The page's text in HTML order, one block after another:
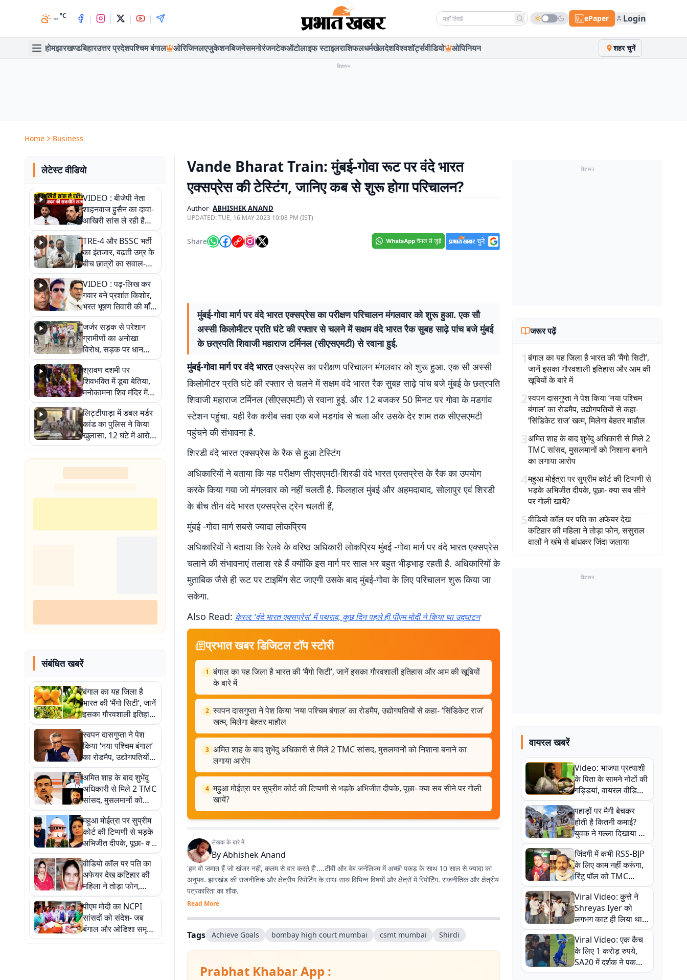
--°C | | | | Search news ePaper Login
होमझारखण्डबिहारउत्तर प्रदेशपश्चिम बंगाल ओरिजिनलएजुकेशनबिजनेसमनोरंजनटेकऑटोलाइफ स्टाइलराशिफलधर्मखेलदेशविश्वशॉर्ट्सवीडियो ओपिनियन शहर चुनें
विज्ञापन
Home Business
लेटेस्ट वीडियो
VIDEO : बीजेपी नेता
शाहनवाज हुसैन का दावा-
आखिरी सांस ले रही है
RJD, तेजस्वी को लेकर
क्या कहा, सुनिए
TRE-4 और BSSC भर्ती
का इंतजार, बढ़ती उम्र के
बीच छात्रों का सवाल-
आखिर कब आएगी बहाली?
देखें वीडियो
VIDEO : पढ़-लिख कर
गवार बने प्रशांत किशोर,
भरत भूषण तिवारी की माँ ने
कहा नहीं थी उम्मीद, बेटा
था तो किसी को बोलने की
नहीं थी हिम्मत
जर्जर सड़क से परेशान
ग्रामीणों का अनोखा
विरोध, सड़क पर धान
रोपकर और खाद डालकर
जताया आक्रोश
श्रावण दशमी पर
शिवभक्ति में डूबा बेतिया,
मनोकामना शिव मंदिर में
हुआ भव्य श्रृंगार
लिट्टीपाड़ा में डबल मर्डर
कांड का पुलिस ने किया
खुलासा, 12 घंटे में आरोपी
गिरफ्तार
संबंधित खबरें
बंगाल का यह जिला है
भारत की ‘मैंगो सिटी’, जानें
इसका गौरवशाली इतिहास
और आम की खूबियों के
बारे में
स्वपन दासगुप्ता ने पेश
किया ‘नया पश्चिम बंगाल’
का रोडमैप, उद्योगपतियों से
कहा- ‘सिंडिकेट राज’
खत्म, मिलेगा बेहतर माहौल
अमित शाह के बाद शुभेंदु
अधिकारी से मिले 2 TMC
सांसद, मुसलमानों को
निशाना बनाने का लगाया
आरोप
महुआ मोईत्रा पर सुप्रीम
कोर्ट की टिप्पणी से भड़के
अभिजीत दीपके, पूछा- क्या
सब सीने पर गोली खायें?
वीडियो कॉल पर पति का
अफेयर देख कटिहार की
महिला ने तोड़ा फोन,
ससुराल वालों ने खंभे से
बांधकर जिंदा जलाया
पीएम मोदी का NCPI
सांसदों को संदेश- जब
बंगाल और ओडिशा समृद्ध
थे, तब भारत भी हर तरह
Vande Bharat Train: मुंबई-गोवा रूट पर वंदे भारत
एक्सप्रेस की टेस्टिंग, जानिए कब से शुरू होगा परिचालन?
Author ABHISHEK ANAND
UPDATED:TUE, 16 MAY 2023 10:08 PM (IST)
Share
मुंबई-गोवा मार्ग पर वंदे भारत एक्सप्रेस का परीक्षण परिचालन मंगलवार को शुरू हुआ. एक सौ
अस्सी किलोमीटर प्रति घंटे की रफ्तार से चलने में सक्षम वंदे भारत रैक सुबह साढ़े पांच बजे मुंबई
के छत्रपति शिवाजी महाराज टर्मिनल (सीएसएमटी) से रवाना हुई.
मुंबई-गोवा मार्ग पर वंदे भारतएक्सप्रेस का परीक्षण परिचालन मंगलवार को शुरू हुआ. एक सौ अस्सी
किलोमीटर प्रति घंटे की रफ्तार से चलने में सक्षम वंदे भारत रैक सुबह साढ़े पांच बजे मुंबई के छत्रपति
शिवाजी महाराज टर्मिनल (सीएसएमटी) से रवाना हुई. और 12 बजकर 50 मिनट पर गोवा के मडगांव
स्टेशन पहुंचा. यही रैक करीब सवा एक बजे मडगांव से चला और उसके देर शाम तक सीएसएमटी
पहुंचने की संभावना है.
शिरडी वंदे भारत एक्सप्रेस के रैक से हुआ टेस्टिंग
अधिकारियों ने बताया कि यह परीक्षण सीएसएमटी-शिरडी वंदे भारत एक्सप्रेस के रैक का उपयोग
करके किया गया जो मंगलवार को नहीं चलती है. फिलहाल मुंबई और अहमदाबाद, सोलापुर एवं शिरडी
के बीच तीन वंदे भारत एक्सप्रेस ट्रेन चलती हैं,
मुंबई -गोवा मार्ग सबसे ज्यादा लोकप्रिय
अधिकारियों ने बताया कि रेलवे के वरिष्ठ अधिकारी लोकप्रिय मुंबई -गोवा मार्ग पर वंदे भारत एक्सप्रेस
चलाने की संभावनाएं तलाश रहे हैं क्योंकि इस मार्ग पर साल भर बहुत भीड़भाड़ रहती है. अधिकारियों के
मुताबिक जैसे ही रूट पर टाइमिंग सेट जाएगी उसके बाद मुंबई-गोवा के लिए परिचालन शुरू किया जा
सकेगा.
Also Read: केरल: ‘वंदे भारत एक्सप्रेस’ में पथराव, कुछ दिन पहले ही पीएम मोदी ने किया था उद्घाटन
प्रभात खबर डिजिटल टॉप स्टोरी
1 बंगाल का यह जिला है भारत की ‘मैंगो सिटी’, जानें इसका गौरवशाली इतिहास और आम की खूबियों
के बारे में
2 स्वपन दासगुप्ता ने पेश किया ‘नया पश्चिम बंगाल’ का रोडमैप, उद्योगपतियों से कहा- ‘सिंडिकेट राज’
खत्म, मिलेगा बेहतर माहौल
3 अमित शाह के बाद शुभेंदु अधिकारी से मिले 2 TMC सांसद, मुसलमानों को निशाना बनाने का
लगाया आरोप
4 महुआ मोईत्रा पर सुप्रीम कोर्ट की टिप्पणी से भड़के अभिजीत दीपके, पूछा- क्या सब सीने पर गोली
खायें?
लेखक के बारे में
ByAbhishek Anand
'हम वो जमात हैं जो खंजर नहीं, कलम से वार करते हैं'....टीवी और वेब जर्नलिज्म में अच्छी पकड़ के साथ 10 साल से ज्यादा का
अनुभव. झारखंड की राजनीतिक और क्षेत्रीय रिपोर्टिंग के साथ-साथ विभिन्न विषयों और क्षेत्रों में रिपोर्टिंग. राजनीतिक और क्षेत्रीय
पत्रकारिता का शौक.
Read More
Tags Achieve Goals bombay high court mumbai csmt mumbai Shirdi
Prabhat Khabar App :
विज्ञापन
जरूर पढ़ें
1बंगाल का यह जिला है भारत की ‘मैंगो सिटी’,
जानें इसका गौरवशाली इतिहास और आम की
खूबियों के बारे में
2स्वपन दासगुप्ता ने पेश किया ‘नया पश्चिम
बंगाल’ का रोडमैप, उद्योगपतियों से कहा-
‘सिंडिकेट राज’ खत्म, मिलेगा बेहतर माहौल
3अमित शाह के बाद शुभेंदु अधिकारी से मिले 2
TMC सांसद, मुसलमानों को निशाना बनाने
का लगाया आरोप
4महुआ मोईत्रा पर सुप्रीम कोर्ट की टिप्पणी से
भड़के अभिजीत दीपके, पूछा- क्या सब सीने
पर गोली खायें?
5वीडियो कॉल पर पति का अफेयर देख
कटिहार की महिला ने तोड़ा फोन, ससुराल
वालों ने खंभे से बांधकर जिंदा जलाया
विज्ञापन
वायरल खबरें
Video: भाजपा प्रत्याशी
के पिता के सामने नोटों की
गड्डियां, वायरल वीडियो
से राजनीति में उबाल,
अजित महतो बोले- TMC
की गंदी चाल
पहाड़ों पर मैगी बेचकर
होती है कितनी कमाई?
युवक ने गल्ला दिखाया तो
नौकरी वालों के खड़े हो गए
कान
जिंदगी में कभी RSS-BJP
के लिए काम नहीं करूंगा,
रिंटू पॉल को TMC
ऑफिस में ले जाकर पीटा,
Video वायरल
Viral Video: कुत्ते ने
Shreyas Iyer को
लगभग काट ही लिया था,
न्यूजीलैंड सीरीज से पहले
बाल-बाल बचे
Viral Video: एक कैच
के लिए 1 करोड़ रुपये,
SA20 में दर्शक ने पकड़ा
एक हाथ से गजब का कैच